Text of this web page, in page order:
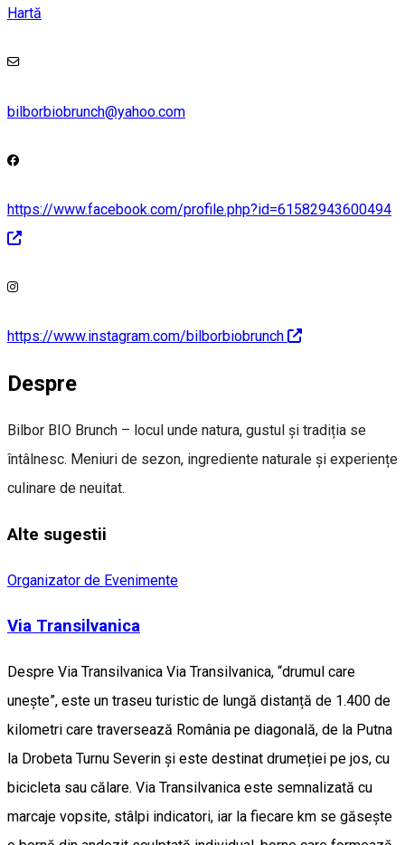
Hartă
bilborbiobrunch@yahoo.com
https://www.facebook.com/profile.php?id=61582943600494
https://www.instagram.com/bilborbiobrunch
Despre
Bilbor BIO Brunch – locul unde natura, gustul și tradiția se
întâlnesc. Meniuri de sezon, ingrediente naturale și experiențe
culinare de neuitat.
Alte sugestii
Organizator de Evenimente
Via Transilvanica
Despre Via Transilvanica Via Transilvanica, “drumul care
unește”, este un traseu turistic de lungă distanță de 1.400 de
kilometri care traversează România pe diagonală, de la Putna
la Drobeta Turnu Severin și este destinat drumeției pe jos, cu
bicicleta sau călare. Via Transilvanica este semnalizată cu
marcaje vopsite, stâlpi indicatori, iar la fiecare km se găsește